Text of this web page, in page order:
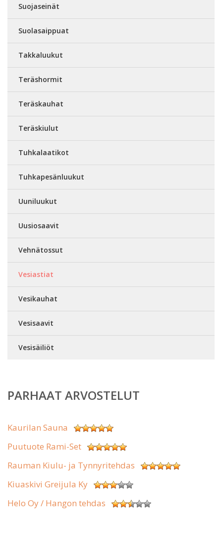
Suojaseinät
Suolasaippuat
Takkaluukut
Teräshormit
Teräskauhat
Teräskiulut
Tuhkalaatikot
Tuhkapesänluukut
Uuniluukut
Uusiosaavit
Vehnätossut
Vesiastiat
Vesikauhat
Vesisaavit
Vesisäiliöt
PARHAAT ARVOSTELUT
Kaurilan Sauna
Puutuote Rami-Set
Rauman Kiulu- ja Tynnyritehdas
Kiuaskivi Greijula Ky
Helo Oy / Hangon tehdas